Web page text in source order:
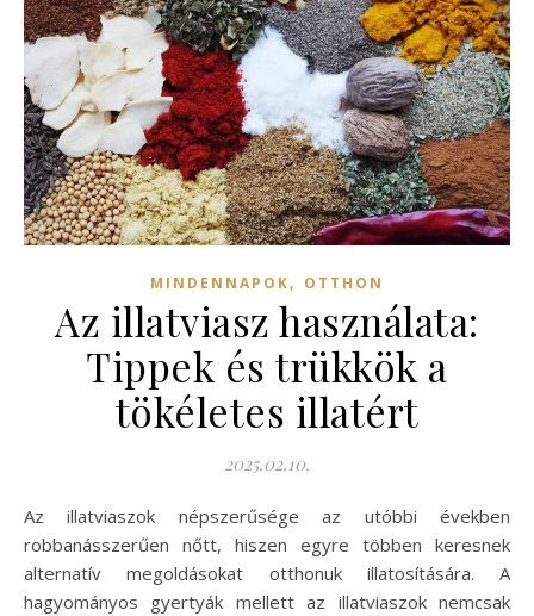
MINDENNAPOK, OTTHON
Az illatviasz használata:
Tippek és trükkök a
tökéletes illatért
2025.02.10.
Az illatviaszok népszerűsége az utóbbi években
robbanásszerűen nőtt, hiszen egyre többen keresnek
alternatív megoldásokat otthonuk illatosítására. A
hagyományos gyertyák mellett az illatviaszok nemcsak